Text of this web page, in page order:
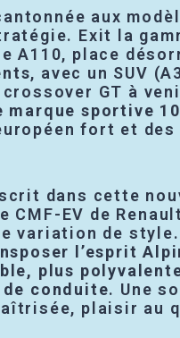
aux
Exit la
A110, place
, avec un SUV
crossover GT à
marque sportive
fort et
dans cette
CMF-EV de
variation de
l’esprit
plus
de conduite. Une
plaisir au